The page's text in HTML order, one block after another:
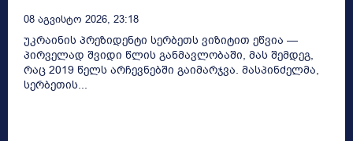
08 Აგვისტო 2026, 23:18
უკრაინის პრეზიდენტი სერბეთს ვიზიტით ეწვია —
პირველად შვიდი წლის განმავლობაში, მას შემდეგ,
რაც 2019 წელს არჩევნებში გაიმარჯვა. მასპინძელმა,
სერბეთის...